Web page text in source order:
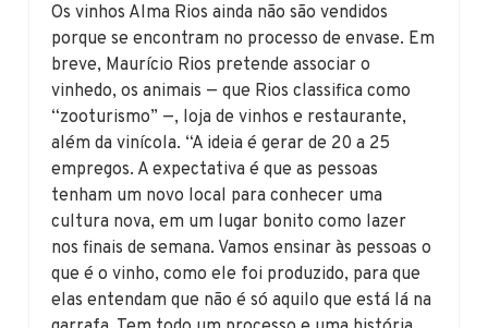
Os vinhos Alma Rios ainda não são vendidos
porque se encontram no processo de envase. Em
breve, Maurício Rios pretende associar o
vinhedo, os animais — que Rios classifica como
“zooturismo” —, loja de vinhos e restaurante,
além da vinícola. “A ideia é gerar de 20 a 25
empregos. A expectativa é que as pessoas
tenham um novo local para conhecer uma
cultura nova, em um lugar bonito como lazer
nos finais de semana. Vamos ensinar às pessoas o
que é o vinho, como ele foi produzido, para que
elas entendam que não é só aquilo que está lá na